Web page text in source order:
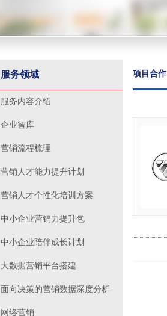
服务领域
服务内容介绍
企业智库
营销流程梳理
营销人才能力提升计划
营销人才个性化培训方案
中小企业营销力提升包
中小企业陪伴成长计划
大数据营销平台搭建
面向决策的营销数据深度分析
网络营销
项目合作